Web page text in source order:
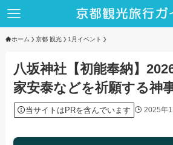
ホーム 京都 観光 1月イベント
八坂神社【初能奉納】
家安泰などを祈願する神
当サイトはPRを含んでいます 2025年